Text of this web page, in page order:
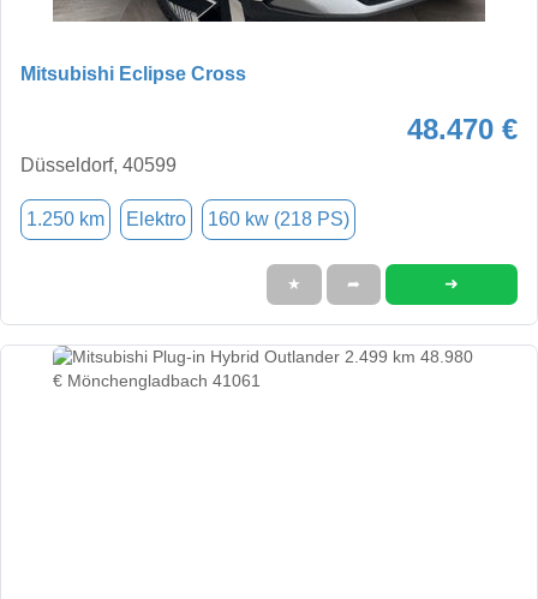
Mitsubishi Eclipse Cross
48.470 €
Düsseldorf, 40599
1.250 km Elektro 160 kw (218 PS)
★ ➦ ➜